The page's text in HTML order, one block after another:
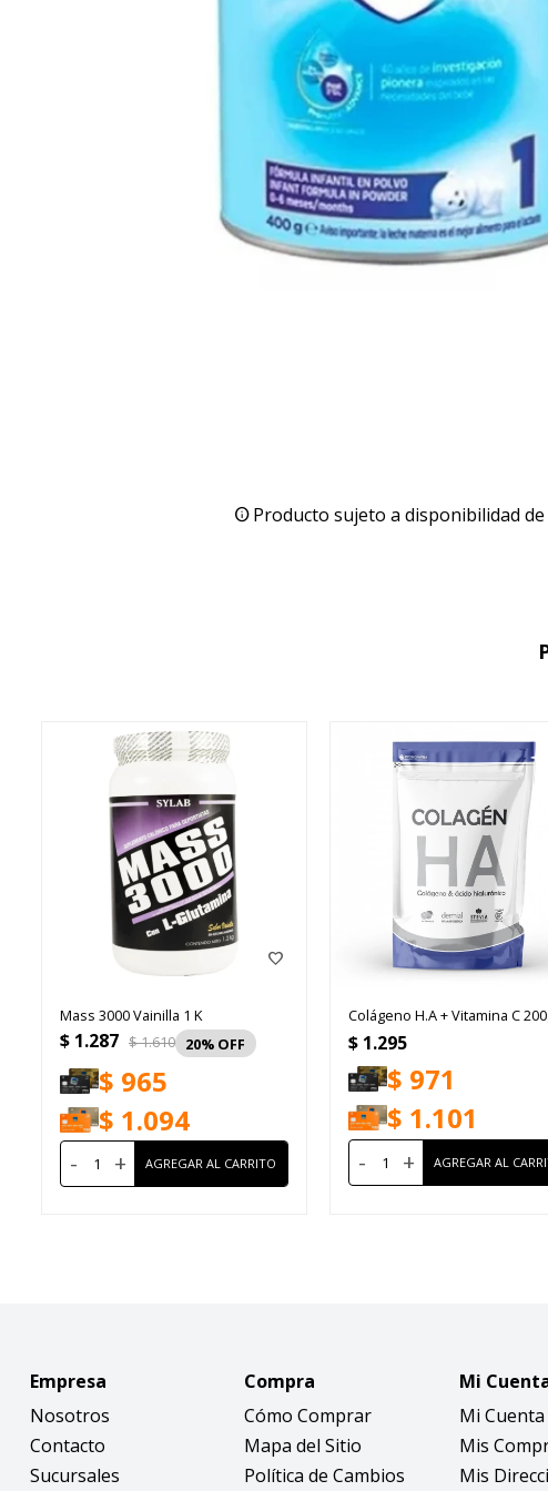
Producto sujeto a disponibilidad
Mass 3000 Vainilla 1 K
$ 1.287 $1.610 20
$ 965
$ 1.094
- +
Colágeno H.A + Vitamina C
$ 1.295
$ 971
$ 1.101
- +
Empresa
Nosotros
Contacto
Sucursales
Compra
Cómo Comprar
Mapa del Sitio
Política de Cambios
Mi
Mi Cuenta
Mis
Mis